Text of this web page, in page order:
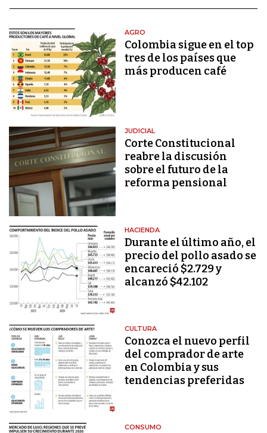
AGRO
Colombia sigue en el top
tres de los países que
más producen café
JUDICIAL
Corte Constitucional
reabre la discusión
sobre el futuro de la
reforma pensional
HACIENDA
Durante el último año, el
precio del pollo asado se
encareció $2.729 y
alcanzó $42.102
CULTURA
Conozca el nuevo perfil
del comprador de arte
en Colombia y sus
tendencias preferidas
CONSUMO